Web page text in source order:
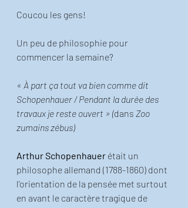
Coucou les gens!
Un peu de philosophie pour
commencer la semaine?
« À part ça tout va bien comme dit
Schopenhauer / Pendant la durée des
travaux je reste ouvert » (dans Zoo
zumains zébus)
Arthur Schopenhauer était un
philosophe allemand (1788-1860) dont
l’orientation de la pensée met surtout
en avant le caractère tragique de